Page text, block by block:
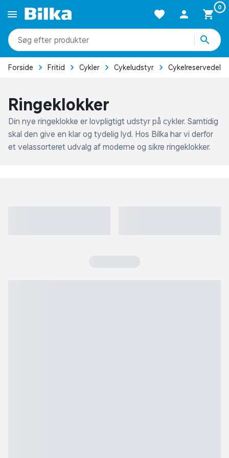
0
produkter
kategorier
mere end 51.000 varer
Cykler Cykeludstyr Cykelreservedele Cykelklokker
Ringeklokker
Din nye ringeklokke er lovpligtigt udstyr på cykler. Samtidig
skal den give en klar og tydelig lyd. Hos Bilka har vi derfor
et velassorteret udvalg af moderne og sikre ringeklokker.